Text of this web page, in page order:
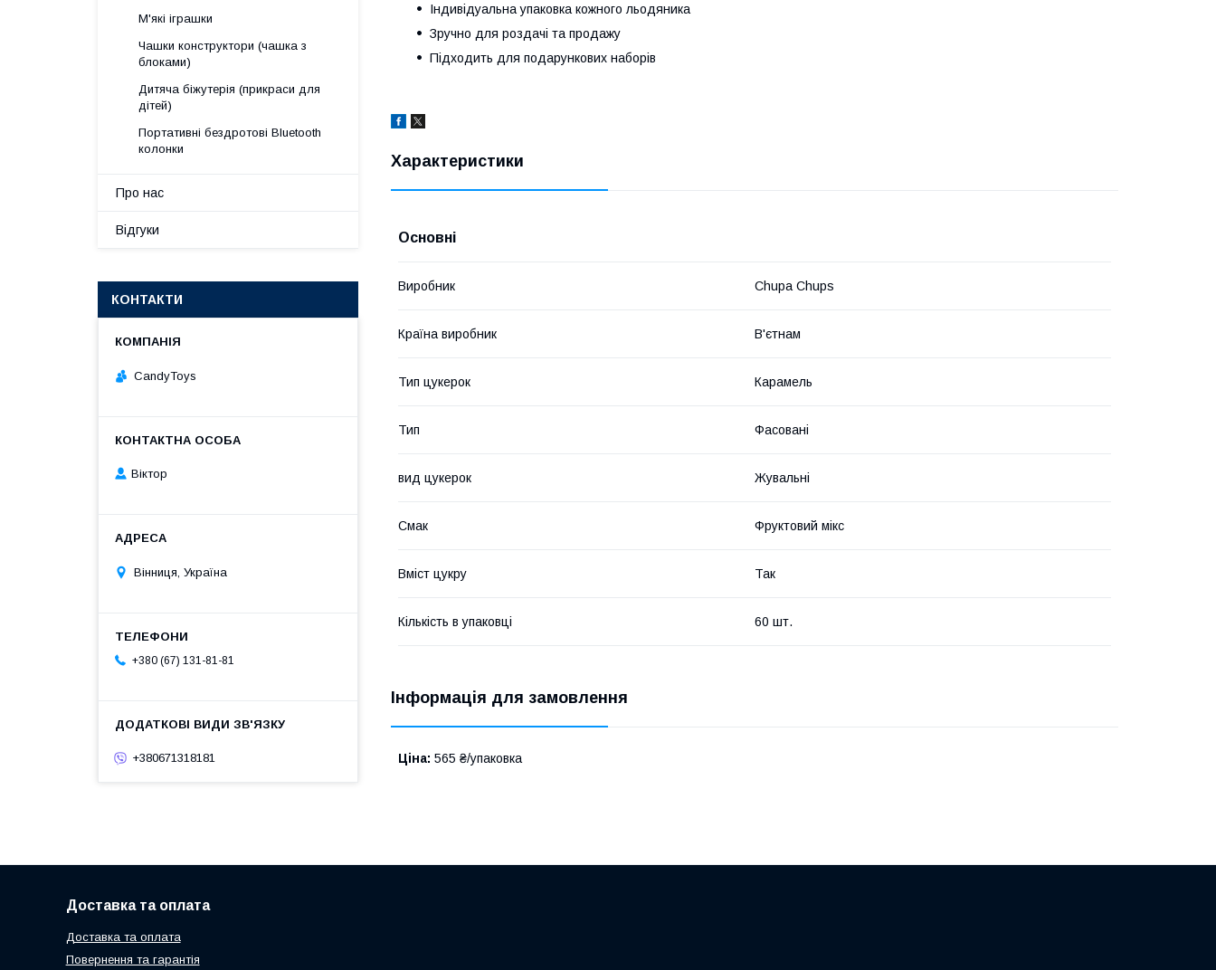
Індивідуальна упаковка кожного льодяника
Зручно для роздачі та продажу
Підходить для подарункових наборів
Характеристики
Основні
Виробник Chupa Chups
Країна виробник В'єтнам
Тип цукерок Карамель
Тип Фасовані
вид цукерок Жувальні
Смак Фруктовий мікс
Вміст цукру Так
Кількість в упаковці 60 шт.
Інформація для замовлення
Ціна: 565 ₴/упаковка
М'які іграшки
Чашки конструктори (чашка з
блоками)
Дитяча біжутерія (прикраси для
дітей)
Портативні бездротові Bluetooth
колонки
Про нас
Відгуки
КОНТАКТИ
CandyToys
Віктор
Вінниця, Україна
+380 (67) 131-81-81
+380671318181
Доставка та оплата
Доставка та оплата
Повернення та гарантія